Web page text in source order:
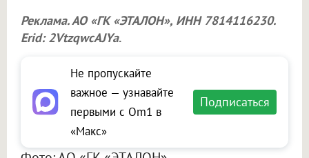
Реклама. АО «ГК «ЭТАЛОН», ИНН 7814116230.
Erid: 2VtzqwcAJYa.
Не пропускайте
важное — узнавайте
первыми с Om1 в
«Макс»
Подписаться